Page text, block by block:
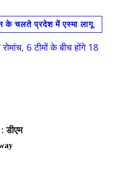
के चलते प्रदेश में एस्मा लागू
6 टीमों के बीच होंगे 18
डीएम